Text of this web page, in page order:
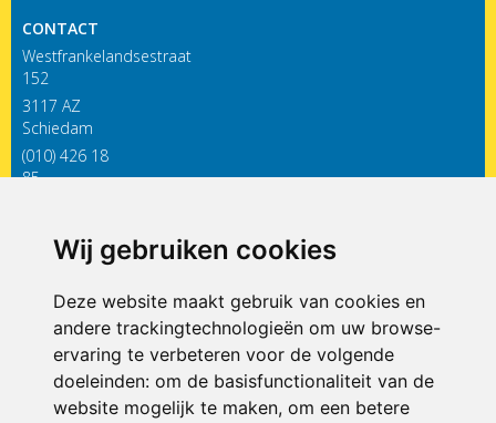
Wij gebruiken cookies
Deze website maakt gebruik van cookies en
andere trackingtechnologieën om uw browse-
ervaring te verbeteren voor de volgende
doeleinden: om de basisfunctionaliteit van de
website mogelijk te maken, om een betere
CONTACT
Westfrankelandsestraat
152
3117 AZ
Schiedam
(010) 426 18
85
ONDERDEEL VAN